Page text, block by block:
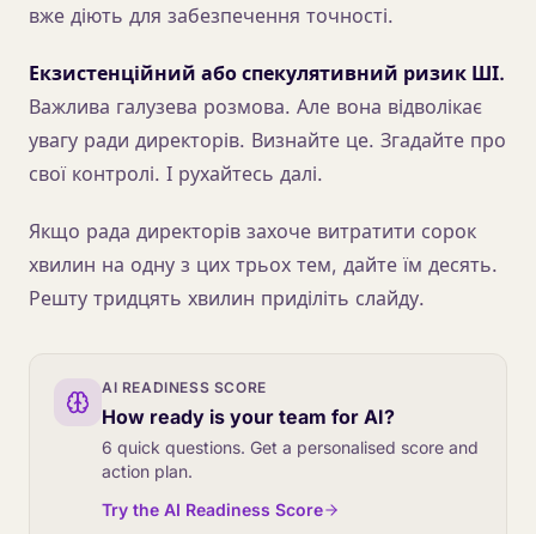
вже діють для забезпечення точності.
Екзистенційний або спекулятивний ризик ШІ.
Важлива галузева розмова. Але вона відволікає
увагу ради директорів. Визнайте це. Згадайте про
свої контролі. І рухайтесь далі.
Якщо рада директорів захоче витратити сорок
хвилин на одну з цих трьох тем, дайте їм десять.
Решту тридцять хвилин приділіть слайду.
AI READINESS SCORE
How ready is your team for AI?
6 quick questions. Get a personalised score and
action plan.
Try the AI Readiness Score